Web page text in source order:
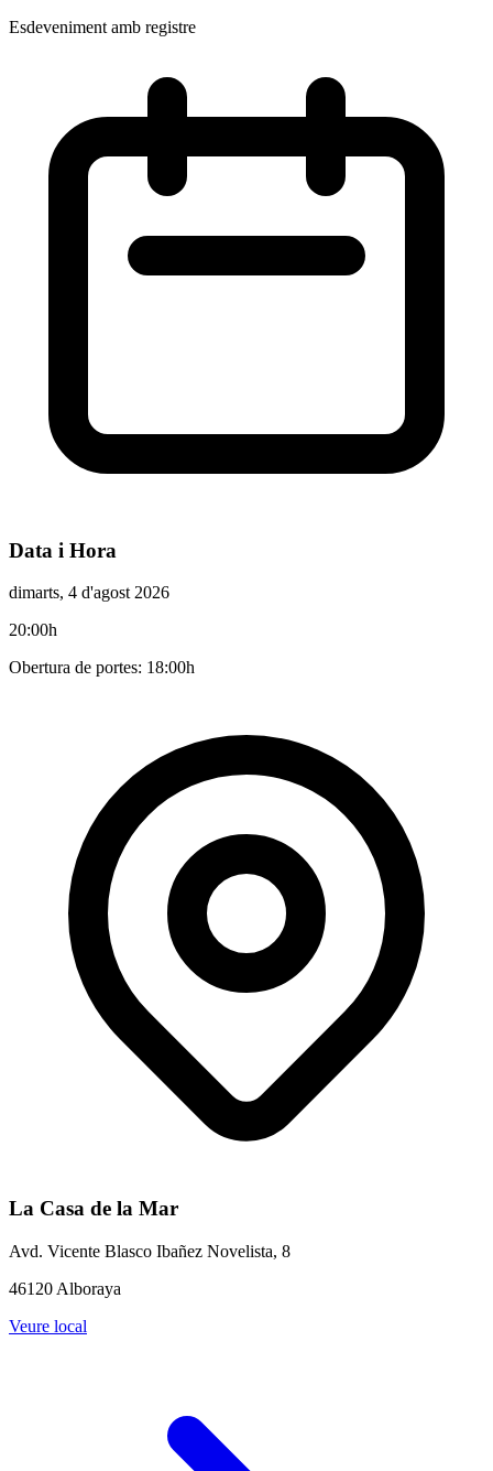
Esdeveniment amb registre
Data i Hora
dimarts, 4 d'agost 2026
20:00h
Obertura de portes: 18:00h
La Casa de la Mar
Avd. Vicente Blasco Ibañez Novelista, 8
46120 Alboraya
Veure local